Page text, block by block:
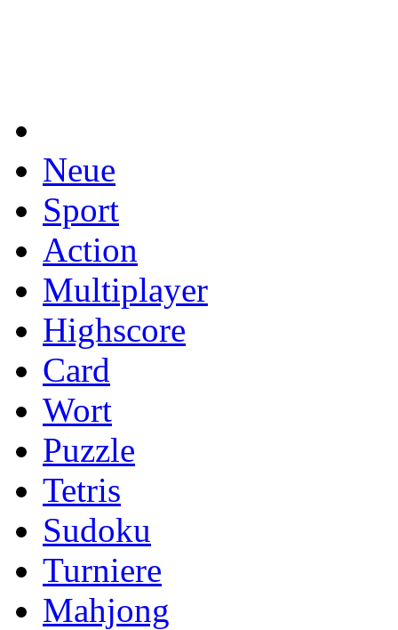
Neue
Sport
Action
Multiplayer
Highscore
Card
Wort
Puzzle
Tetris
Sudoku
Turniere
Mahjong